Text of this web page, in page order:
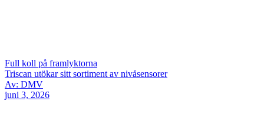
Full koll på framlyktorna
Triscan utökar sitt sortiment av nivåsensorer
Av: DMV
juni 3, 2026